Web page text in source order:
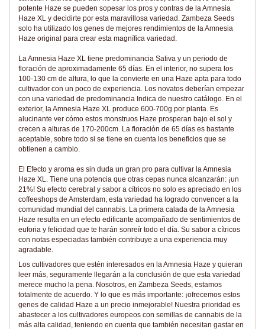
potente Haze se pueden sopesar los pros y contras de la Amnesia
Haze XL y decidirte por esta maravillosa variedad. Zambeza Seeds
solo ha utilizado los genes de mejores rendimientos de la Amnesia
Haze original para crear esta magnífica variedad.
La Amnesia Haze XL tiene predominancia Sativa y un periodo de
floración de aproximadamente 65 días. En el interior, no supera los
100-130 cm de altura, lo que la convierte en una Haze apta para todo
cultivador con un poco de experiencia. Los novatos deberían empezar
con una variedad de predominancia Indica de nuestro catálogo. En el
exterior, la Amnesia Haze XL produce 600-700g por planta. Es
alucinante ver cómo estos monstruos Haze prosperan bajo el sol y
crecen a alturas de 170-200cm. La floración de 65 días es bastante
aceptable, sobre todo si se tiene en cuenta los beneficios que se
obtienen a cambio.
El Efecto y aroma es sin duda un gran pro para cultivar la Amnesia
Haze XL. Tiene una potencia que otras cepas nunca alcanzarán: ¡un
21%! Su efecto cerebral y sabor a cítricos no solo es apreciado en los
coffeeshops de Amsterdam, esta variedad ha logrado convencer a la
comunidad mundial del cannabis. La primera calada de la Amnesia
Haze resulta en un efecto edificante acompañado de sentimientos de
euforia y felicidad que te harán sonreír todo el día. Su sabor a cítricos
con notas especiadas también contribuye a una experiencia muy
agradable.
Los cultivadores que estén interesados en la Amnesia Haze y quieran
leer más, seguramente llegarán a la conclusión de que esta variedad
merece mucho la pena. Nosotros, en Zambeza Seeds, estamos
totalmente de acuerdo. Y lo que es más importante: ¡ofrecemos estos
genes de calidad Haze a un precio inmejorable! Nuestra prioridad es
abastecer a los cultivadores europeos con semillas de cannabis de la
más alta calidad, teniendo en cuenta que también necesitan gastar en